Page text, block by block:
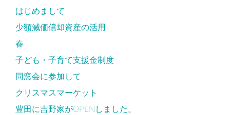
はじめまして
少額減価償却資産の活用
春
子ども・子育て支援金制度
同窓会に参加して
クリスマスマーケット
豊田に吉野家がOPENしました。